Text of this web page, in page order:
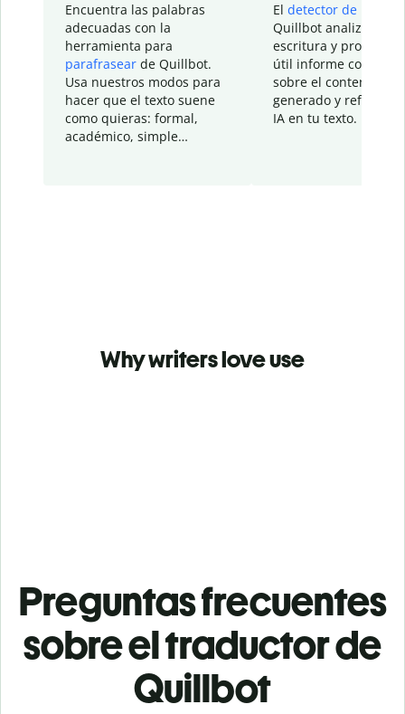
Encuentra las palabras
adecuadas con la
herramienta para
parafrasear de Quillbot.
Usa nuestros modos para
hacer que el texto suene
como quieras: formal,
académico, simple…
El detector de IA
Quillbot analiza tu
escritura y
útil informe con
sobre el contenido
generado y refinado
IA en tu texto.
Why writers love use
Preguntas frecuentes
sobre el traductor de
Quillbot